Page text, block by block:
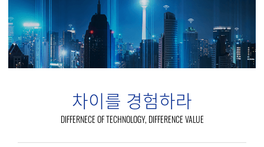
차이를 경험하라
DIFFERNECE OF TECHNOLOGY, DIFFERENCE VALUE